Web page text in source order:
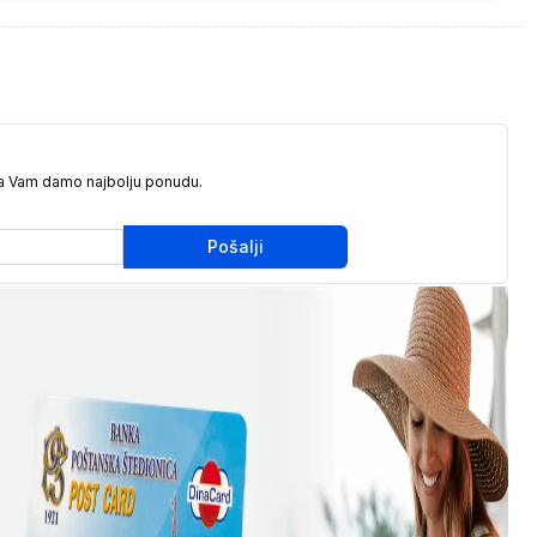
damo najbolju ponudu.
Pošalji